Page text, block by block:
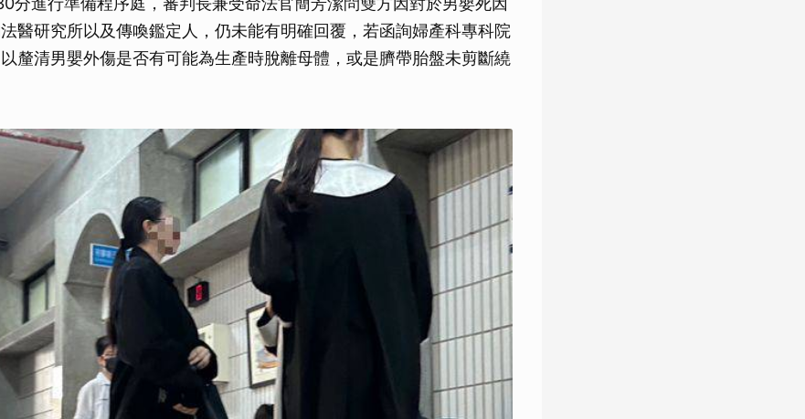
醫研究所以及傳喚鑑定人，仍未能有明確回覆，若函詢婦產科專科院
釐清男嬰外傷是否有可能為生產時脫離母體，或是臍帶胎盤未剪斷繞